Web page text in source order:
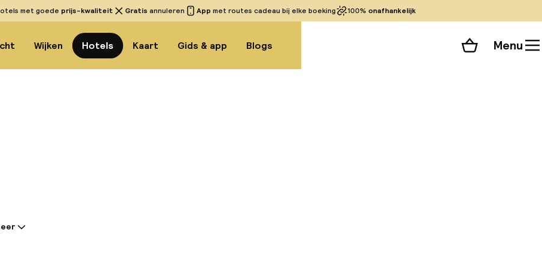
met goede prijs-kwaliteit Gratis annuleren App met routes cadeau bij elke boeking 100% onafhankelijk
Wijken Hotels Kaart Gids & app Blogs Winkelmand
Menu
gedeeld door de accommodatie: